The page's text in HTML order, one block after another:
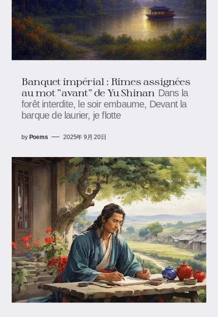
Banquet impérial : Rimes assignées
au mot "avant" de Yu Shinan Dans la
forêt interdite, le soir embaume, Devant la
barque de laurier, je flotte
by Poems 2025年 9月 20日